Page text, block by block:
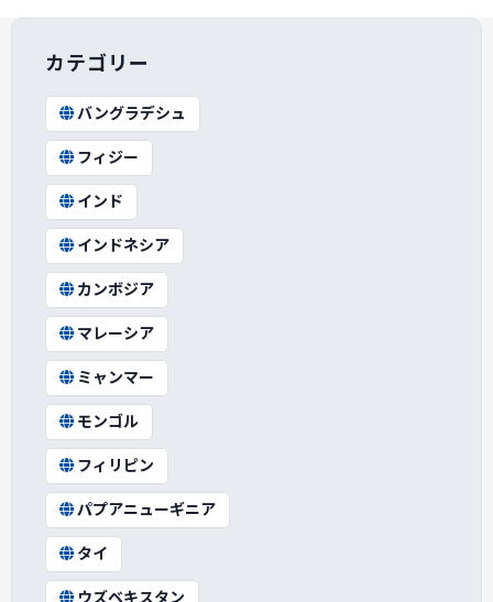
カテゴリー
バングラデシュ
フィジー
インド
インドネシア
カンボジア
マレーシア
ミャンマー
モンゴル
フィリピン
パプアニューギニア
タイ
ウズベキスタン